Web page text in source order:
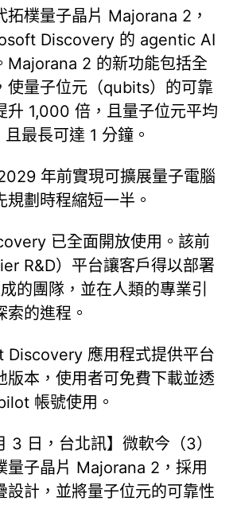
拓樸量子晶片 Majorana 2，
Discovery 的 agentic AI
Majorana 2 的新功能包括全
使量子位元（qubits）的可靠
升 1,000 倍，且量子位元平均
最長可達 1 分鐘。
年前實現可擴展量子電腦
規劃時程縮短一半。
已全面開放使用。該前
R&D）平台讓客戶得以部署
的團隊，並在人類的專業引
索的進程。
Discovery 應用程式提供平台
版本，使用者可免費下載並透
帳號使用。
3 日，台北訊】微軟今（3）
量子晶片 Majorana 2，採用
設計，並將量子位元的可靠性